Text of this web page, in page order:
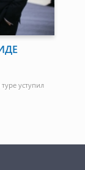
уступил